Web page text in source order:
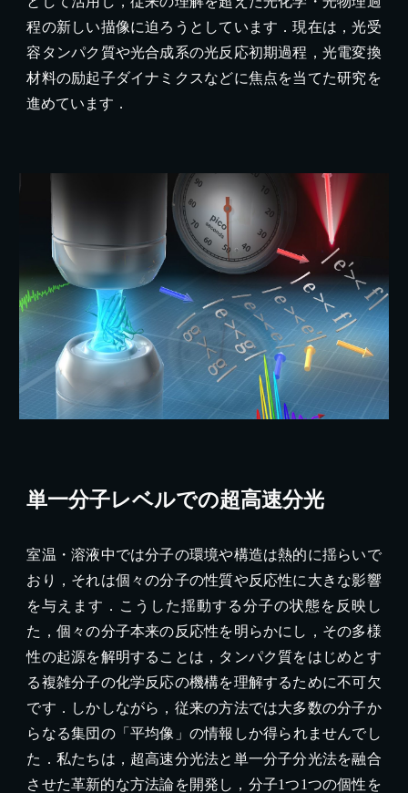
程の新しい描像に迫ろうとしています．現在は，光受
容タンパク質や光合成系の光反応初期過程， 光電変換
材料の励起子ダイナミクスなどに焦点を当てた研究を
進めています．
単一分子レベルでの超高速分光
室温・溶液中では分子の環境や構造は熱的に揺らいで
おり，それは個々の分子の性質や反応性に大きな影響
を与えます．こうした揺動する分子の状態を反映し
た，個々の分子本来の反応性を明らかにし，その多様
性の起源を解明することは，タンパク質をはじめとす
る複雑分子の化学反応の機構を理解するために不可欠
です．しかしながら， 従来の方法では大多数の分子か
らなる集団の「平均像 」の情報 しか得られませんでし
た ． 私たちは，超高速分光法と単一分子分光法を融合
させた革新的な方法論を開発し，分子1つ1つの個性を